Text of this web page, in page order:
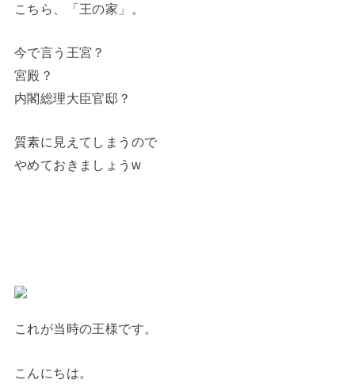
こちら、「王の家」。
今で言う王宮？
宮殿？
内閣総理大臣官邸？
質素に見えてしまうので
やめておきましょうw
これが当時の王様です。
こんにちは。